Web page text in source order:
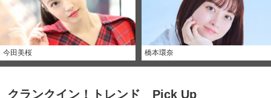
今田美桜 橋本環奈
クランクイン！トレンド Pick Up